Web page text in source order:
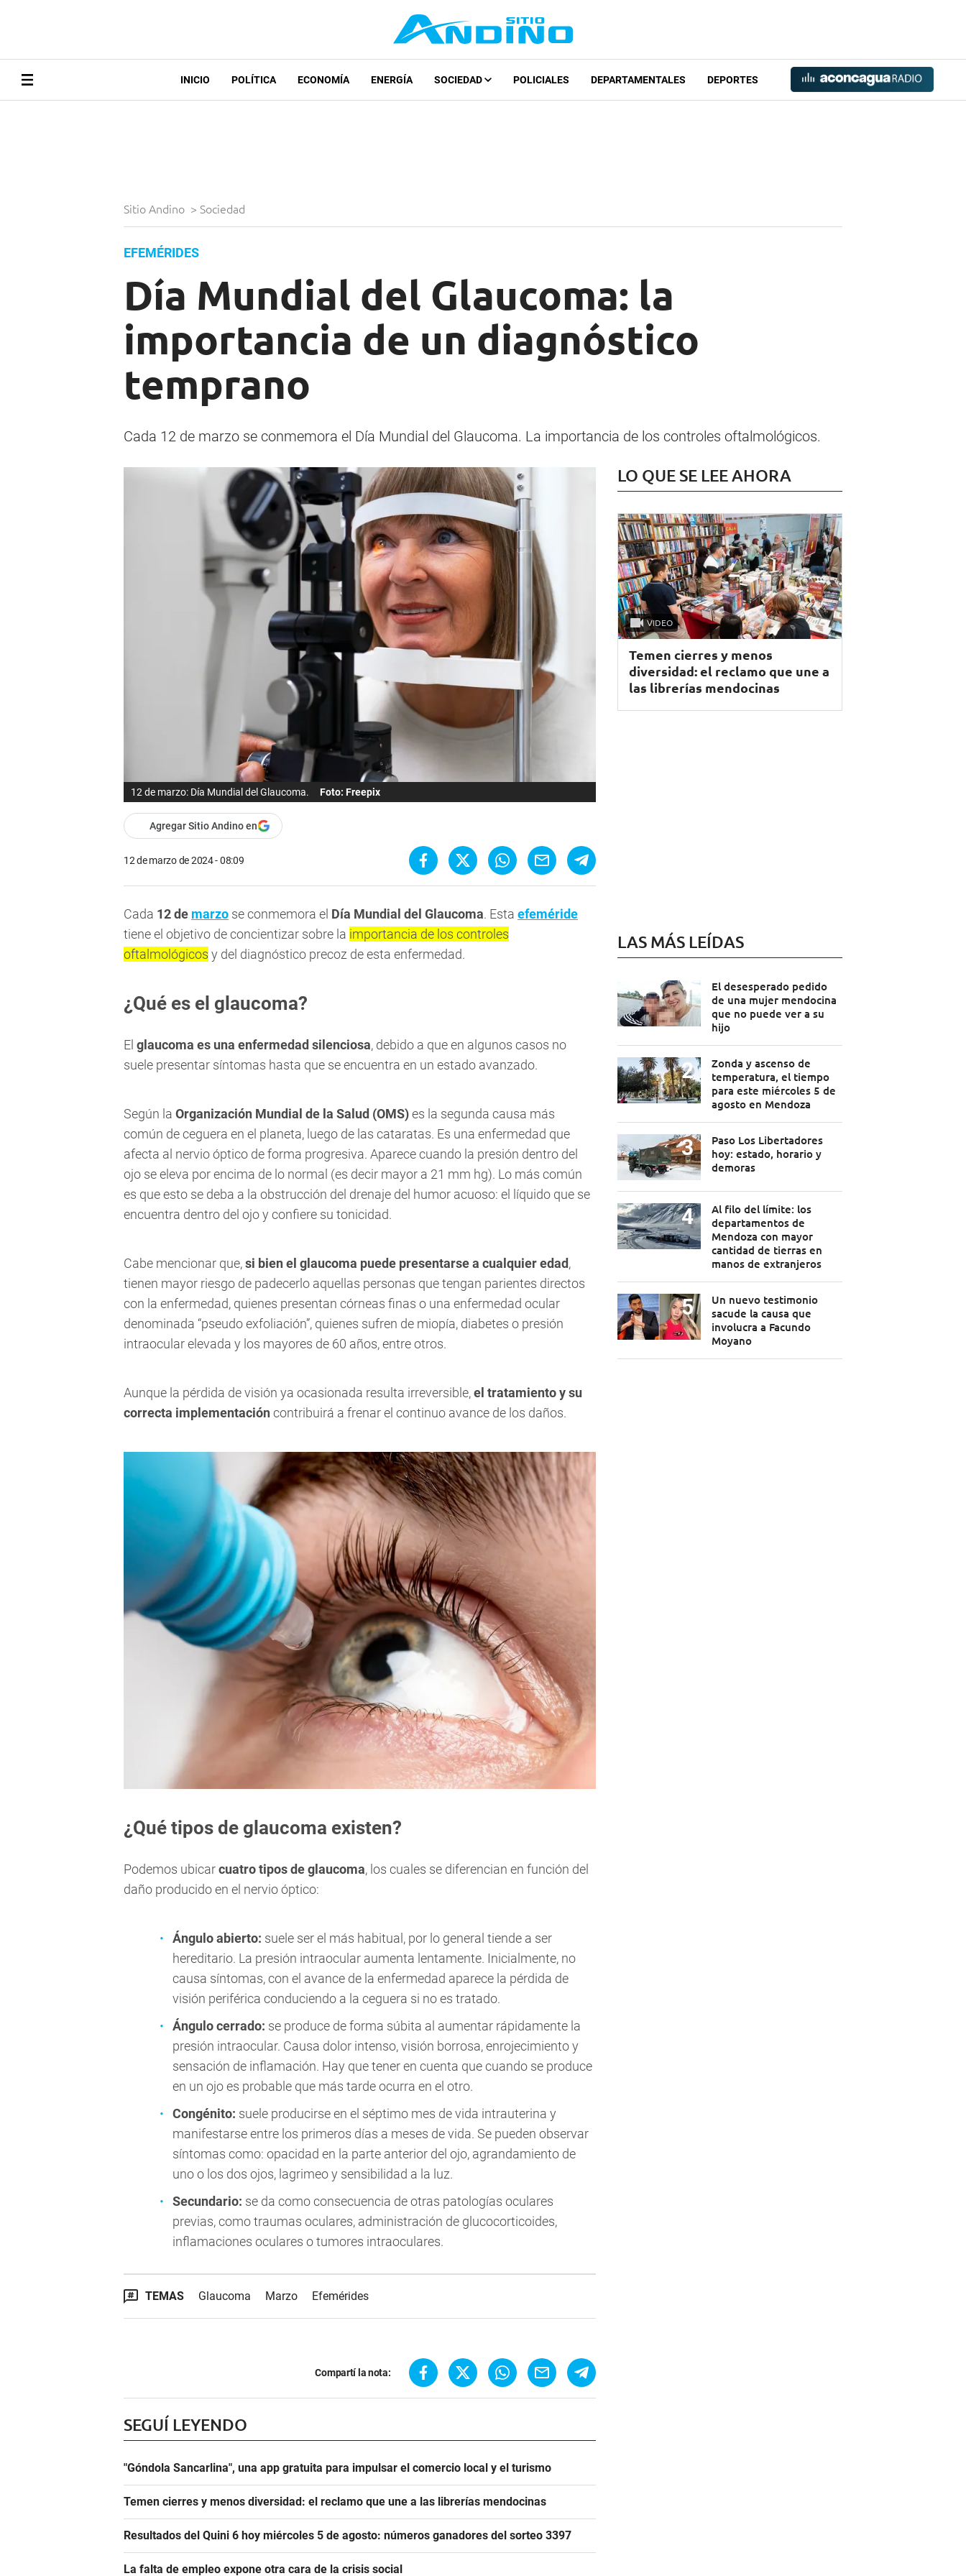
INICIO POLÍTICA ECONOMÍA ENERGÍA SOCIEDAD POLICIALES DEPARTAMENTALES DEPORTES
Sitio Andino > Sociedad
EFEMÉRIDES
Día Mundial del Glaucoma: la
importancia de un diagnóstico
temprano
Cada 12 de marzo se conmemora el Día Mundial del Glaucoma. La importancia de los controles oftalmológicos.
12 de marzo: Día Mundial del Glaucoma. Foto: Freepix
Agregar Sitio Andino en
12 de marzo de 2024 - 08:09
Cada 12 de marzo se conmemora el Día Mundial del Glaucoma. Esta efeméride
tiene el objetivo de concientizar sobre la importancia de los controles
oftalmológicos y del diagnóstico precoz de esta enfermedad.
¿Qué es el glaucoma?
El glaucoma es una enfermedad silenciosa, debido a que en algunos casos no
suele presentar síntomas hasta que se encuentra en un estado avanzado.
Según la Organización Mundial de la Salud (OMS)es la segunda causa más
común de ceguera en el planeta, luego de las cataratas. Es una enfermedad que
afecta al nervio óptico de forma progresiva. Aparece cuando la presión dentro del
ojo se eleva por encima de lo normal (es decir mayor a 21 mm hg). Lo más común
es que esto se deba a la obstrucción del drenaje del humor acuoso: el líquido que se
encuentra dentro del ojo y confiere su tonicidad.
Cabe mencionar que,si bien el glaucoma puede presentarse a cualquier edad,
tienen mayor riesgo de padecerlo aquellas personas que tengan parientes directos
con la enfermedad, quienes presentan córneas finas o una enfermedad ocular
denominada “pseudo exfoliación”, quienes sufren de miopía, diabetes o presión
intraocular elevada y los mayores de 60 años, entre otros.
Aunque la pérdida de visión ya ocasionada resulta irreversible,el tratamiento y su
correcta implementación contribuirá a frenar el continuo avance de los daños.
¿Qué tipos de glaucoma existen?
Podemos ubicarcuatro tipos de glaucoma, los cuales se diferencian en función del
daño producido en el nervio óptico:
Ángulo abierto: suele ser el más habitual, por lo general tiende a ser
hereditario. La presión intraocular aumenta lentamente. Inicialmente, no
causa síntomas, con el avance de la enfermedad aparece la pérdida de
visión periférica conduciendo a la ceguera si no es tratado.
Ángulo cerrado: se produce de forma súbita al aumentar rápidamente la
presión intraocular. Causa dolor intenso, visión borrosa, enrojecimiento y
sensación de inflamación. Hay que tener en cuenta que cuando se produce
en un ojo es probable que más tarde ocurra en el otro.
Congénito: suele producirse en el séptimo mes de vida intrauterina y
manifestarse entre los primeros días a meses de vida. Se pueden observar
síntomas como: opacidad en la parte anterior del ojo, agrandamiento de
uno o los dos ojos, lagrimeo y sensibilidad a la luz.
Secundario: se da como consecuencia de otras patologías oculares
previas, como traumas oculares, administración de glucocorticoides,
inflamaciones oculares o tumores intraoculares.
TEMAS Glaucoma Marzo Efemérides
Compartí la nota:
SEGUÍ LEYENDO
"Góndola Sancarlina", una app gratuita para impulsar el comercio local y el turismo
Temen cierres y menos diversidad: el reclamo que une a las librerías mendocinas
Resultados del Quini 6 hoy miércoles 5 de agosto: números ganadores del sorteo 3397
La falta de empleo expone otra cara de la crisis social
LO QUE SE LEE AHORA
VIDEO
Temen cierres y menos
diversidad: el reclamo que une a
las librerías mendocinas
LAS MÁS LEÍDAS
El desesperado pedido
de una mujer mendocina
que no puede ver a su
hijo
Zonda y ascenso de
temperatura, el tiempo
para este miércoles 5 de
agosto en Mendoza
Paso Los Libertadores
hoy: estado, horario y
demoras
Al filo del límite: los
departamentos de
Mendoza con mayor
cantidad de tierras en
manos de extranjeros
Un nuevo testimonio
sacude la causa que
involucra a Facundo
Moyano